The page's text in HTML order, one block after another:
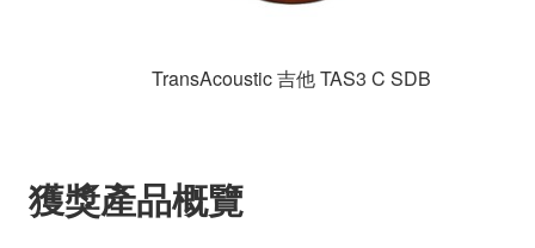
TransAcoustic 吉他 TAS3 C SDB
獲獎產品概覽